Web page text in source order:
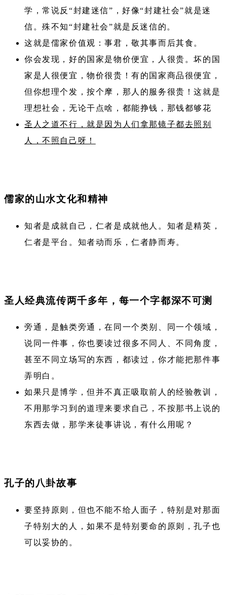
学，常说反“封建迷信”，好像“封建社会”就是迷
信。殊不知“封建社会”就是反迷信的。
这就是儒家价值观：事君，敬其事而后其食。
你会发现，好的国家是物价便宜，人很贵。坏的国
家是人很便宜，物价很贵！有的国家商品很便宜，
但你想理个发，按个摩，那人的服务很贵！这就是
理想社会，无论干点啥，都能挣钱，那钱都够花
圣人之道不行，就是因为人们拿那镜子都去照别
人，不照自己呀！
儒家的山水文化和精神
知者是成就自己，仁者是成就他人。知者是精英，
仁者是平台。知者动而乐，仁者静而寿。
圣人经典流传两千多年，每一个字都深不可测
旁通，是触类旁通，在同一个类别、同一个领域，
说同一件事，你也要读过很多不同人、不同角度，
甚至不同立场写的东西，都读过，你才能把那件事
弄明白。
如果只是博学，但并不真正吸取前人的经验教训，
不用那学习到的道理来要求自己，不按那书上说的
东西去做，那学来徒事讲说，有什么用呢？
孔子的八卦故事
要坚持原则，但也不能不给人面子，特别是对那面
子特别大的人，如果不是特别要命的原则，孔子也
可以妥协的。